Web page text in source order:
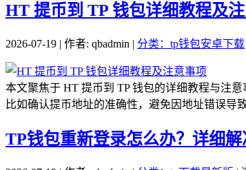
HT 提币到 TP 钱包详细教程及
2026-07-19 | 作者: qbadmin | 分类：tp钱包安卓下载
本文聚焦于 HT 提币到 TP 钱包的详细教程与注
比如确认提币地址的准确性，避免因地址错误导
TP钱包重新登录怎么办？详细解